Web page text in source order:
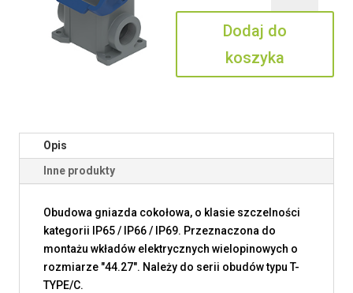
06
L32
Dodaj do
koszyka
Opis
Inne produkty
Obudowa gniazda cokołowa, o klasie szczelności
kategorii IP65 / IP66 / IP69. Przeznaczona do
montażu wkładów elektrycznych wielopinowych o
rozmiarze "44.27". Należy do serii obudów typu T-
TYPE/C.